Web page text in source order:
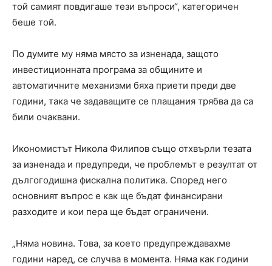
той самият повдигаше тези въпроси“, категоричен
беше той.
По думите му няма място за изненада, защото
инвестиционната програма за общините и
автоматичните механизми бяха приети преди две
години, така че задаващите се плащания трябва да са
били очаквани.
Икономистът Никола Филипов също отхвърли тезата
за изненада и предупреди, че проблемът е резултат от
дългогодишна фискална политика. Според него
основният въпрос е как ще бъдат финансирани
разходите и кои пера ще бъдат ограничени.
„Няма новина. Това, за което предупреждавахме
години наред, се случва в момента. Няма как години